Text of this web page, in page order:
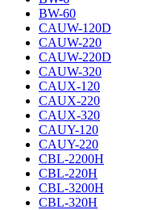
BW-60
CAUW-120D
CAUW-220
CAUW-220D
CAUW-320
CAUX-120
CAUX-220
CAUX-320
CAUY-120
CAUY-220
CBL-2200H
CBL-220H
CBL-3200H
CBL-320H